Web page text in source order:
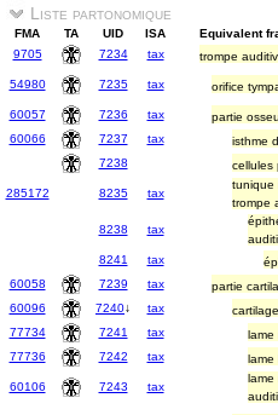
Liste partonomique
FMA TA UID ISA Equivalent
9705
7234 tax trompe
54980 7235 tax orifice
60057
7236 tax partie
60066
7237 tax isthme
7238
cellules
285172 8235 tax
tunique
trompe
8238 tax
8241 tax
60058
7239 tax partie
60096
7240↓ tax
77734
7241 tax lame
77736
7242 tax lame
60106 7243 tax
lame